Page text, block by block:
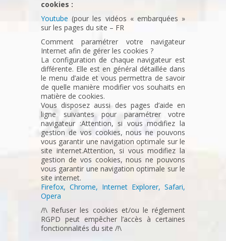
cookies :
Youtube (pour les vidéos « embarquées »
sur les pages du site – FR
Comment paramétrer votre navigateur
Internet afin de gérer les cookies ?
La configuration de chaque navigateur est
différente. Elle est en général détaillée dans
le menu d’aide et vous permettra de savoir
de quelle manière modifier vos souhaits en
matière de cookies.
Vous disposez aussi des pages d’aide en
ligne suivantes pour paramétrer votre
navigateur :Attention, si vous modifiez la
gestion de vos cookies, nous ne pouvons
vous garantir une navigation optimale sur le
site internet.Attention, si vous modifiez la
gestion de vos cookies, nous ne pouvons
vous garantir une navigation optimale sur le
site internet.
Firefox, Chrome, Internet Explorer, Safari,
Opera
/!\ Refuser les cookies et/ou le réglement
RGPD peut empêcher l’accès à certaines
fonctionnalités du site /!\